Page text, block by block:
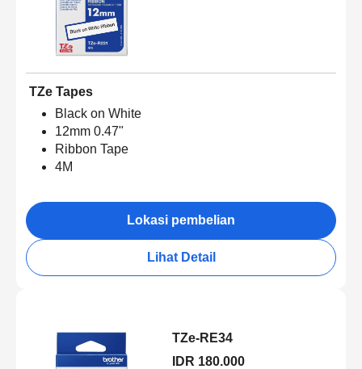
TZe Tapes
Black on White
12mm 0.47"
Ribbon Tape
4M
Lokasi pembelian
Lihat Detail
TZe-RE34
IDR 180.000